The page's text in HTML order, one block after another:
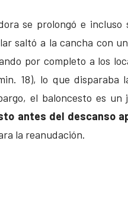
se prolongó e incluso
saltó a la cancha con
por completo a los
18), lo que
el baloncesto es
antes del descanso
la reanudación.